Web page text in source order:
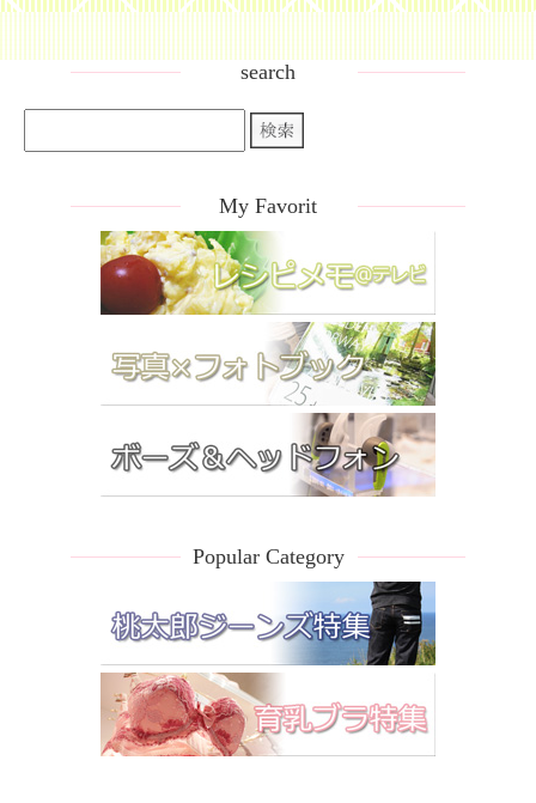
search
My Favorit
Popular Category